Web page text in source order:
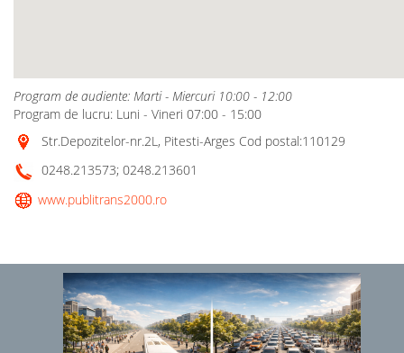
Program de audiente: Marti - Miercuri 10:00 - 12:00
Program de lucru: Luni - Vineri 07:00 - 15:00
Str.Depozitelor-nr.2L, Pitesti-Arges Cod postal:110129
0248.213573; 0248.213601
www.publitrans2000.ro